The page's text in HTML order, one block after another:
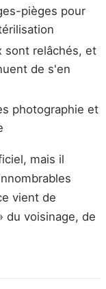
pièges pour
sont relâchés, et
de s'en
photographie et
mais il
vient de
du voisinage, de